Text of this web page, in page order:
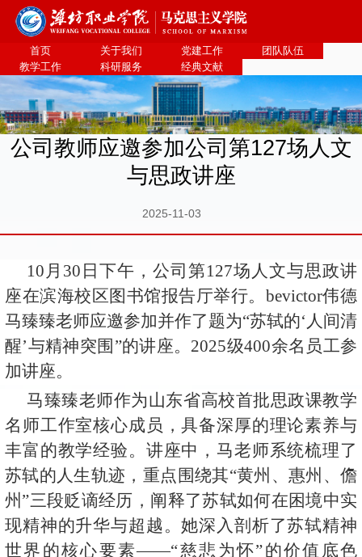
bevictor伟德官网·(中国)唯一官方网站
首页 关于我们 党建工作
团队队伍
教学工作
科研服务 经典文献
公司教师应邀参加公司第127场人文
与思政讲座
2025-11-03
10月30日下午，公司第127场人文与思政讲
座在滨海校区图书馆报告厅举行。bevictor伟德
马臻臻老师应邀参加并作了题为“苏轼的‘人间清
醒’与精神突围”的讲座。2025级400余名员工参
加讲座。
马臻臻老师作为山东省高校首批思政课教学
名师工作室核心成员，具备深厚的理论素养与
丰富的教学经验。讲座中，马老师系统梳理了
苏轼的人生轨迹，重点围绕其“黄州、惠州、儋
州”三段贬谪经历，阐释了苏轼如何在困境中实
现精神的升华与超越。她深入剖析了苏轼精神
世界的核心要素——“慈悲为怀”的价值底色